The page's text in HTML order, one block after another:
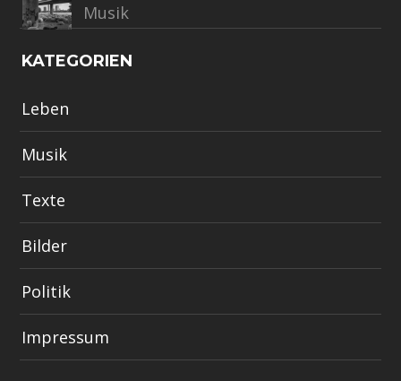
Musik
KATEGORIEN
Leben
Musik
Texte
Bilder
Politik
Impressum